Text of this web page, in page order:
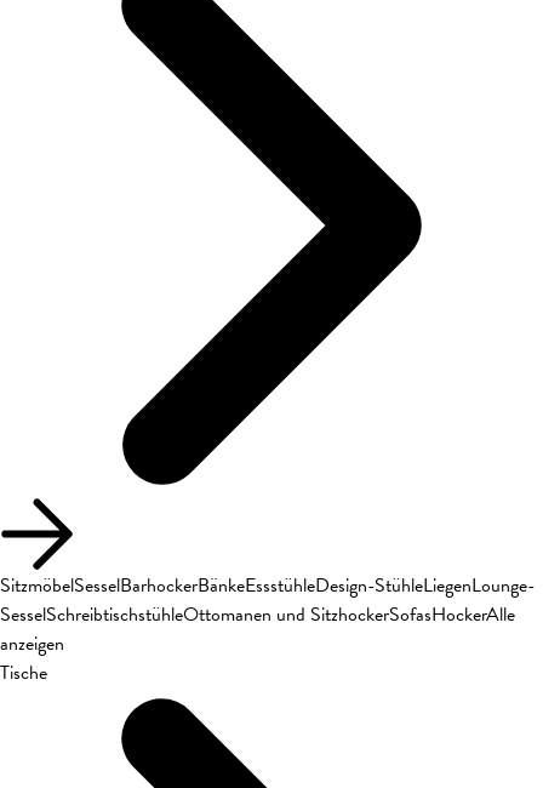
SitzmöbelSesselBarhockerBänkeEssstühleDesign-StühleLiegenLounge-
SesselSchreibtischstühleOttomanen und SitzhockerSofasHockerAlle
anzeigen
Tische